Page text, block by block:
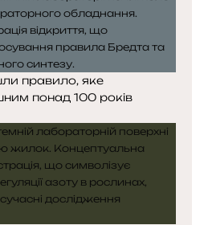
правило, яке
понад 100 років